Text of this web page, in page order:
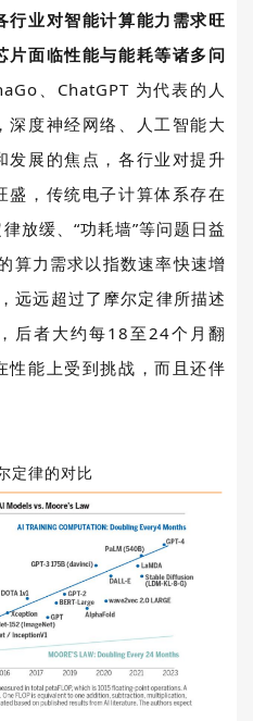
行业对智能计算能力需求旺
片面临性能与能耗等诸多问
、 ChatGPT 为代表的人
深度神经网络、人工智能大
发展的焦点，各行业对提升
盛，传统电子计算体系存在
放缓、“功耗墙”等问题日益
算力需求以指数速率快速增
远远超过了摩尔定律所描述
后者大约每18至24个月翻
性能上受到挑战，而且还伴
定律的对比